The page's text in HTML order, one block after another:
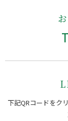
下記QRコードをク